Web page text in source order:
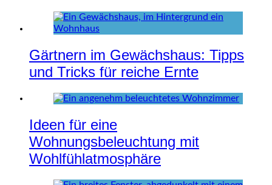
Gärtnern im Gewächshaus: Tipps
und Tricks für reiche Ernte
Ideen für eine
Wohnungsbeleuchtung mit
Wohlfühlatmosphäre